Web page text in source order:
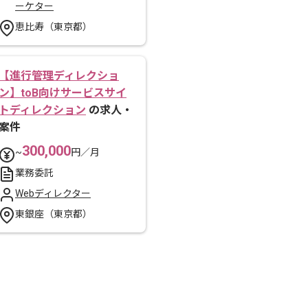
ーケター
恵比寿（東京都）
進行管理ディレクショ
】toB向けサービスサイ
ディレクション の求人・
件
~300,000円／月
業務委託
Webディレクター
東銀座（東京都）